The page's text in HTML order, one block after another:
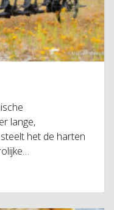
lange,
het de harten